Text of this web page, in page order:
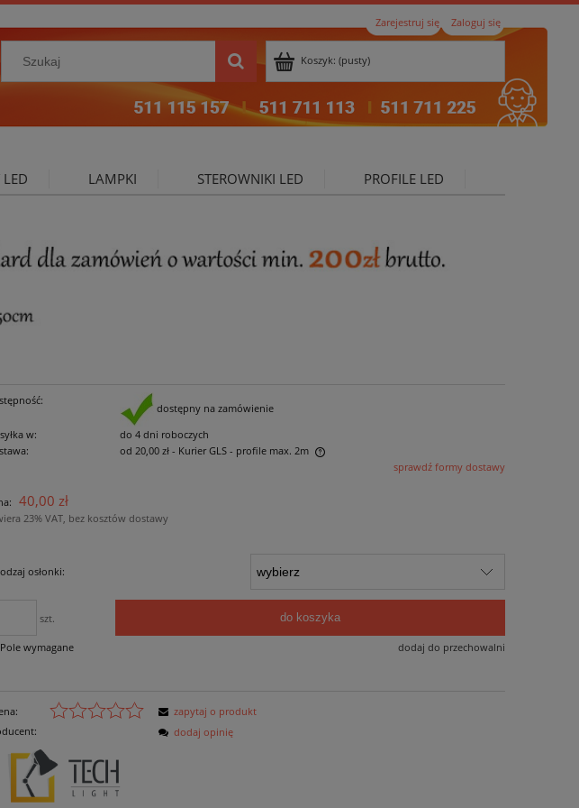
Zarejestruj się Zaloguj się
Koszyk: (pusty)
LAMPKI STEROWNIKI LED PROFILE LED
dostępny na zamówienie
w:
do 4 dni roboczych
od 20,00 zł - Kurier GLS - profile max. 2m
sprawdź formy dostawy
40,00 zł
23% VAT, bez kosztów dostawy
osłonki:
szt. do koszyka
dodaj do przechowalni
wymagane
zapytaj o produkt
dodaj opinię